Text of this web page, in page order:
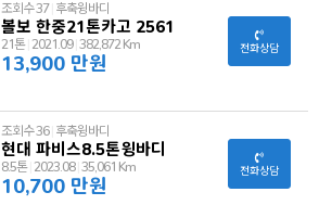
조회수 37 후축윙바디
볼보 한중21톤카고 2561
21톤 2021.09 382,872 Km
13,900 만원
전화상담
조회수 36 후축윙바디
현대 파비스8.5톤윙바디
8.5톤 2023.08 35,061 Km
10,700 만원
전화상담